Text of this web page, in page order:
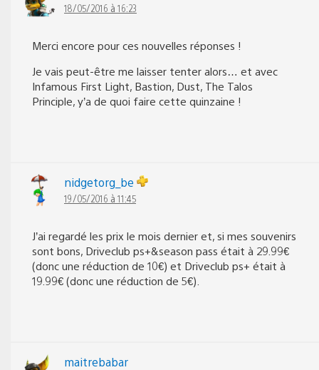
18/05/2016 à 16:23
Merci encore pour ces nouvelles réponses !
Je vais peut-être me laisser tenter alors… et avec
Infamous First Light, Bastion, Dust, The Talos
Principle, y’a de quoi faire cette quinzaine !
nidgetorg_be
19/05/2016 à 11:45
J’ai regardé les prix le mois dernier et, si mes souvenirs
sont bons, Driveclub ps+&season pass était à 29.99€
(donc une réduction de 10€) et Driveclub ps+ était à
19.99€ (donc une réduction de 5€).
maitrebabar